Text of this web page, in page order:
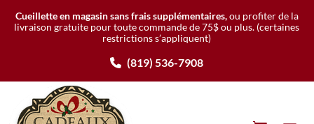
Cueillette en magasin sans frais supplémentaires,ou profiter de la
livraison gratuite pour toute commande de 75$ ou plus. (certaines
restrictions s’appliquent)
(819) 536-7908